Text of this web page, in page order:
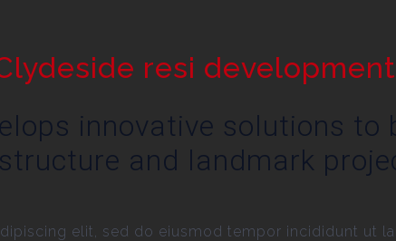
resi development
innovative solutions to
and landmark
elit, sed do eiusmod tempor incididunt ut